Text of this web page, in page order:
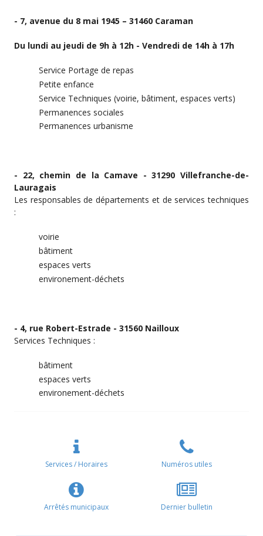
- 7, avenue du 8 mai 1945 – 31460 Caraman
Du lundi au jeudi de 9h à 12h - Vendredi de 14h à 17h
Service Portage de repas
Petite enfance
Service Techniques (voirie, bâtiment, espaces verts)
Permanences sociales
Permanences urbanisme
- 22, chemin de la Camave - 31290 Villefranche-de-
Lauragais
Les responsables de départements et de services techniques
:
voirie
bâtiment
espaces verts
environement-déchets
- 4, rue Robert-Estrade - 31560 Nailloux
Services Techniques :
bâtiment
espaces verts
environement-déchets
Services / Horaires Numéros utiles
Arrêtés municipaux Dernier bulletin